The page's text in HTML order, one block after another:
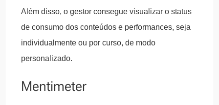
Além disso, o gestor consegue visualizar o status
de consumo dos conteúdos e performances, seja
individualmente ou por curso, de modo
personalizado.
Mentimeter